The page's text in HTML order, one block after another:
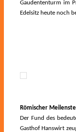
Gaudententurm im
Edelsitz heute noch
Römischer
Der Fund des
Gasthof Hanswirt